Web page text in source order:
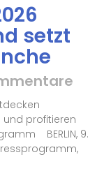
setzt
profitieren
BERLIN, 9.